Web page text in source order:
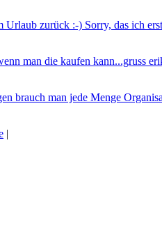
Urlaub zurück :-) Sorry, das ich
man die kaufen kann...gruss
brauch man jede Menge
|